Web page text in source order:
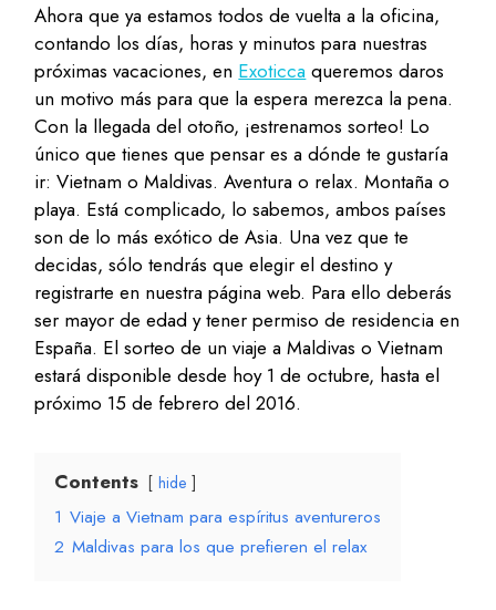
Ahora que ya estamos todos de vuelta a la oficina,
contando los días, horas y minutos para nuestras
próximas vacaciones, en Exoticca queremos daros
un motivo más para que la espera merezca la pena.
Con la llegada del otoño, ¡estrenamos sorteo! Lo
único que tienes que pensar es a dónde te gustaría
ir: Vietnam o Maldivas. Aventura o relax. Montaña o
playa. Está complicado, lo sabemos, ambos países
son de lo más exótico de Asia. Una vez que te
decidas, sólo tendrás que elegir el destino y
registrarte en nuestra página web. Para ello deberás
ser mayor de edad y tener permiso de residencia en
España. El sorteo de un viaje a Maldivas o Vietnam
estará disponible desde hoy 1 de octubre, hasta el
próximo 15 de febrero del 2016.
Contents hide
1 Viaje a Vietnam para espíritus aventureros
2 Maldivas para los que prefieren el relax